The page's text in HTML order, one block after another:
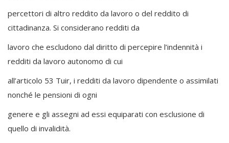
percettori di altro reddito da lavoro o del reddito di
cittadinanza. Si considerano redditi da
lavoro che escludono dal diritto di percepire l’indennità i
redditi da lavoro autonomo di cui
all’articolo 53 Tuir, i redditi da lavoro dipendente o assimilati
nonché le pensioni di ogni
genere e gli assegni ad essi equiparati con esclusione di
quello di invalidità.